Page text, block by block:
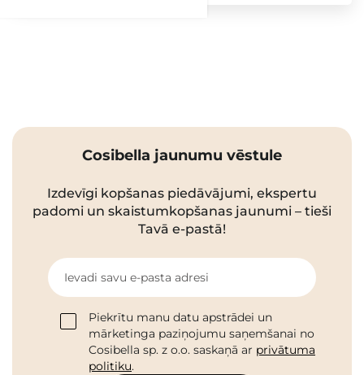
Cosibella jaunumu vēstule
Izdevīgi kopšanas piedāvājumi, ekspertu
padomi un skaistumkopšanas jaunumi – tieši
Tavā e-pastā!
Ievadi savu e-pasta adresi
Piekrītu manu datu apstrādei un
mārketinga paziņojumu saņemšanai no
Cosibella sp. z o.o. saskaņā ar privātuma
politiku.